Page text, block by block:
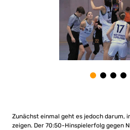
Zunächst einmal geht es jedoch darum,
zeigen. Der 70:50-Hinspielerfolg gegen